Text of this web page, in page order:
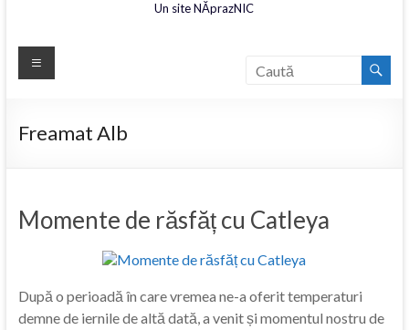
Un site NĂprazNIC
Freamat Alb
Momente de răsfăț cu Catleya
După o perioadă în care vremea ne-a oferit temperaturi
demne de iernile de altă dată, a venit și momentul nostru de